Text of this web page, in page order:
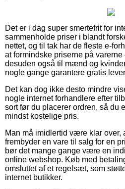
Det er i dag super smertefrit for
sammenholde priser i blandt
nettet, og til tak har de fleste e-
at formindske priserne på
desuden også til mænd og
nogle gange garantere gratis
Det kan dog ikke desto mindre
nogle internet forhandlere efter
sort før du placerer ordren, så du
mindst kostelige pris.
Man må imidlertid være klar over,
frembyder en vare til salg for en
bør det mange gange være en
online webshop. Køb med
omsluttet af et regelsæt, som
internet butikker.